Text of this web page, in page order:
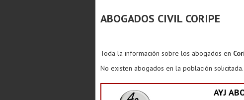
ABOGADOS CIVIL CORIPE
Toda la información sobre los abogados en
No existen abogados en la población
AYJ